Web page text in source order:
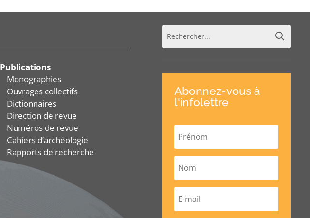
Publications
Monographies
Ouvrages collectifs
Dictionnaires
Direction de revue
Numéros de revue
Cahiers d’archéologie
Rapports de recherche
Abonnez-vous à
l'infolettre